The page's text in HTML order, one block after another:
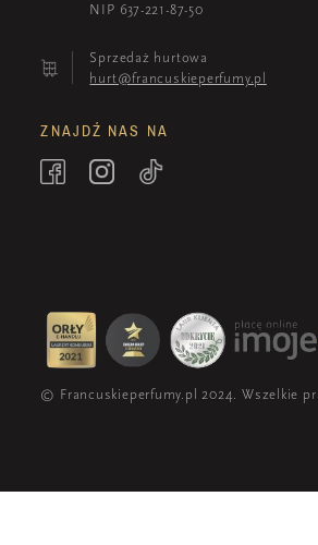
NIP 637-221-87-50
Sprzedaż hurtowa
hurt@francuskieperfumy.pl
ZNAJDŹ NAS NA
© Francuskieperfumy.pl 2024. Wszelkie